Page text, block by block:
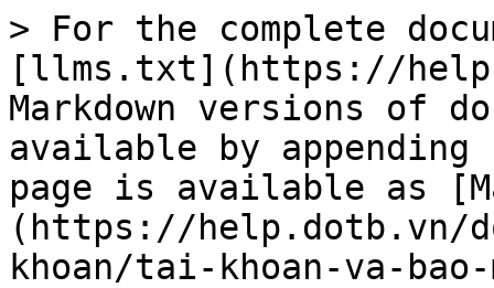
> For the complete
[llms.txt](https://
Markdown versions of
available by
page is available as
(https://help.dotb.vn/
khoan/tai-khoan-va-